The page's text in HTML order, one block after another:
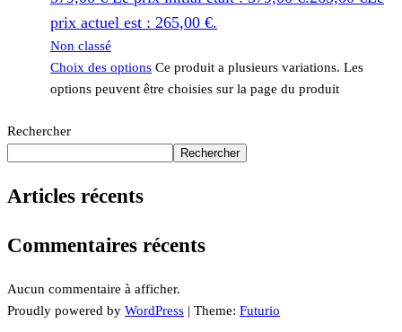
prix actuel est : 265,00 €.
Non classé
Choix des options Ce produit a plusieurs variations. Les
options peuvent être choisies sur la page du produit
Rechercher
Rechercher
Articles récents
Commentaires récents
Aucun commentaire à afficher.
Proudly powered by WordPress | Theme: Futurio